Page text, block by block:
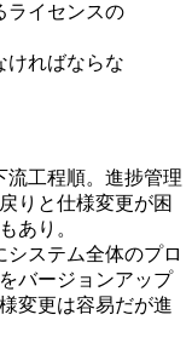
ライセンスの
ければならな
工程順。進捗管理
りと仕様変更が困
あり。
システム全体のプロ
バージョンアップ
変更は容易だが進